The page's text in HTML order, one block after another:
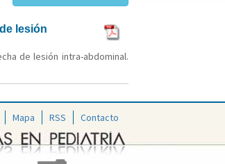
lesión
de lesión intra-abdominal.
Mapa RSS Contacto